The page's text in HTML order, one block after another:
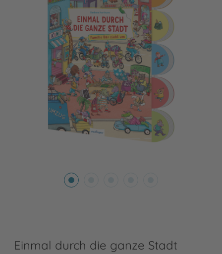
Einmal durch die ganze Stadt